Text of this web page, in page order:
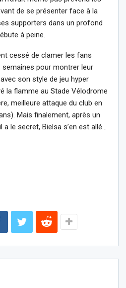
de se présenter face à la
supporters dans un profond
à peine.
cessé de clamer les fans
pour montrer leur
son style de jeu hyper
la flamme au Stade Vélodrome
meilleure attaque du club en
Mais finalement, après un
le secret, Bielsa s’en est allé…